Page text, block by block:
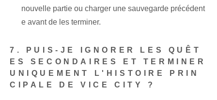
nouvelle partie ou charger une sauvegarde précédent
e avant de les terminer.
7. PUIS-JE IGNORER LES QUÊT
ES SECONDAIRES ET TERMINER
UNIQUEMENT L'HISTOIRE PRIN
CIPALE DE VICE CITY ?